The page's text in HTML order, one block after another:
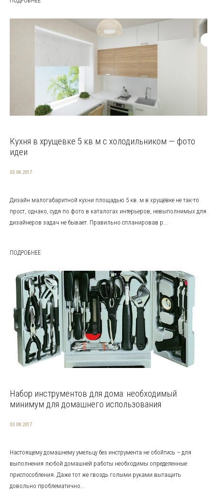
Кухня в хрущевке 5 кв м с холодильником — фото
идеи
03.04.2017
Дизайн малогабаритной кухни площадью 5 кв. м в хрущёвке не так-то
прост, однако, судя по фото в каталогах интерьеров, невыполнимых для
дизайнеров задач не бывает. Правильно спланировав р...
ПОДРОБНЕЕ
Набор инструментов для дома: необходимый
минимум для домашнего использования
03.08.2017
Настоящему домашнему умельцу без инструмента не обойтись – для
выполнения любой домашней работы необходимы определенные
приспособления. Даже тот же гвоздь голыми руками вытащить
довольно проблематично...